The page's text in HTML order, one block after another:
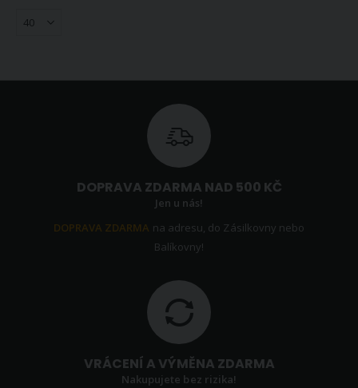
DOPRAVA ZDARMA NAD 500 KČ
Jen u nás!
DOPRAVA ZDARMA na adresu, do Zásilkovny nebo
Balíkovny!
VRÁCENÍ A VÝMĚNA ZDARMA
Nakupujete bez rizika!